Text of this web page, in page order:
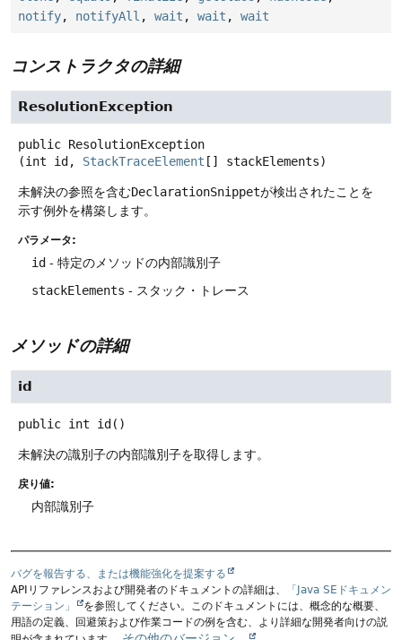
notify, notifyAll , wait , wait , wait
コンストラクタの詳細
ResolutionException
public ResolutionException
(int id, StackTraceElement [] stackElements)
未解決の参照を含むDeclarationSnippetが検出されたことを
示す例外を構築します。
パラメータ:
id - 特定のメソッドの内部識別子
stackElements - スタック・トレース
メソッドの詳細
id
public int id ()
未解決の識別子の内部識別子を取得します。
戻り値:
内部識別子
バグを報告する、または機能強化を提案する
APIリファレンスおよび開発者のドキュメントの詳細は、
「Java SEドキュメン
テーション」
を参照してください。このドキュメントには、概念的な概要、
用語の定義、回避策および作業コードの例を含む、より詳細な開発者向けの説